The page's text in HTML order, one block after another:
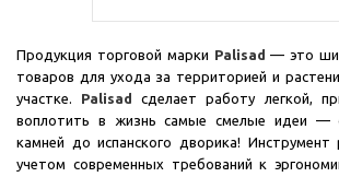
Продукция торговой марки Palisad — это
товаров для ухода за территорией и
участке. Palisad
сделает работу легкой,
воплотить в жизнь самые смелые идеи —
камней до испанского дворика! Инструмент
учетом современных требований к